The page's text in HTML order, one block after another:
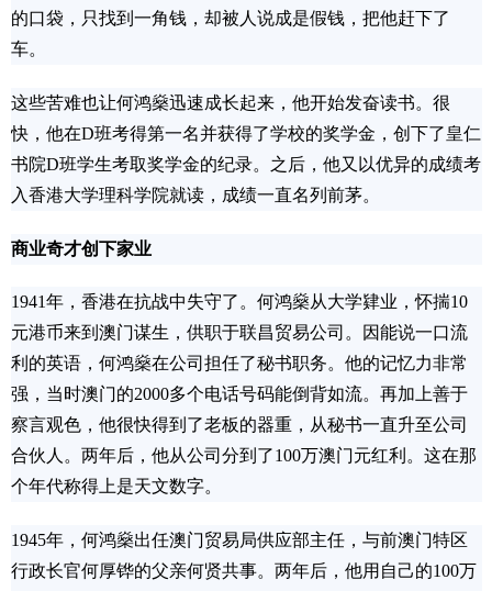
的口袋，只找到一角钱，却被人说成是假钱，把他赶下了
车。
这些苦难也让何鸿燊迅速成长起来，他开始发奋读书。很
快，他在D班考得第一名并获得了学校的奖学金，创下了皇仁
书院D班学生考取奖学金的纪录。之后，他又以优异的成绩考
入香港大学理科学院就读，成绩一直名列前茅。
商业奇才创下家业
1941年，香港在抗战中失守了。何鸿燊从大学肄业，怀揣10
元港币来到澳门谋生，供职于联昌贸易公司。因能说一口流
利的英语，何鸿燊在公司担任了秘书职务。他的记忆力非常
强，当时澳门的2000多个电话号码能倒背如流。再加上善于
察言观色，他很快得到了老板的器重，从秘书一直升至公司
合伙人。两年后，他从公司分到了100万澳门元红利。这在那
个年代称得上是天文数字。
1945年，何鸿燊出任澳门贸易局供应部主任，与前澳门特区
行政长官何厚铧的父亲何贤共事。两年后，他用自己的100万